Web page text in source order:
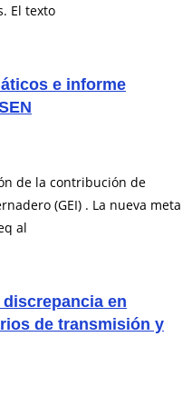
El texto
e informe
de la contribución de
(GEI) . La nueva meta
al
en
de transmisión y